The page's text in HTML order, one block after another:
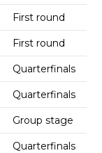
First round
First round
Quarterfinals
Quarterfinals
Group stage
Quarterfinals